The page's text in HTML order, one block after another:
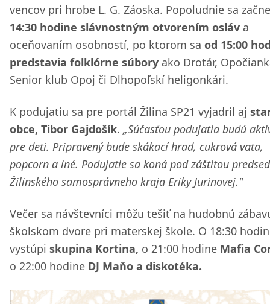
vencov pri hrobe L. G. Záoska. Popoludnie sa
14:30 hodine slávnostným otvorením osláv a
oceňovaním osobností, po ktorom sa od 15:00
predstavia folklórne súbory ako Drotár,
Senior klub Opoj či Dlhopoľskí heligonkári.
K podujatiu sa pre portál Žilina SP21 vyjadril aj
obce, Tibor Gajdošík. „Súčasťou podujatia budú
pre deti. Pripravený bude skákací hrad, cukrová vata,
popcorn a iné. Podujatie sa koná pod záštitou
Žilinského samosprávneho kraja Eriky Jurinovej."
Večer sa návštevníci môžu tešiť na hudobnú
školskom dvore pri materskej škole. O 18:30
vystúpi skupina Kortina, o 21:00 hodine Mafia
o 22:00 hodine DJ Maňo a diskotéka.